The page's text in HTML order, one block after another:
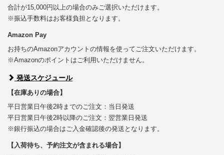
合計が15,000円以上の場合のみご選択いただけます。
※振込手数料はお客様負担となります。
Amazon Pay
お持ちのAmazonアカウントの情報を使ってご注文いただけます。
※Amazonのポイントはご利用いただけません。
発送スケジュール
【在庫ありの場合】
平日営業日午後2時までのご注文：当日発送
平日営業日午後2時以降のご注文：翌営業日発送
※銀行振込の場合はご入金確認後の発送となります。
【入荷待ち、予約注文が含まれる場合】